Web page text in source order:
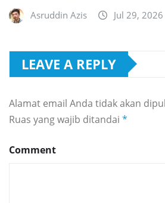
Asruddin Azis Jul 29, 2026
LEAVE A REPLY
Alamat email Anda tidak akan
Ruas yang wajib ditandai *
Comment